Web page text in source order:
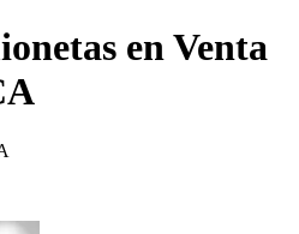
en Venta